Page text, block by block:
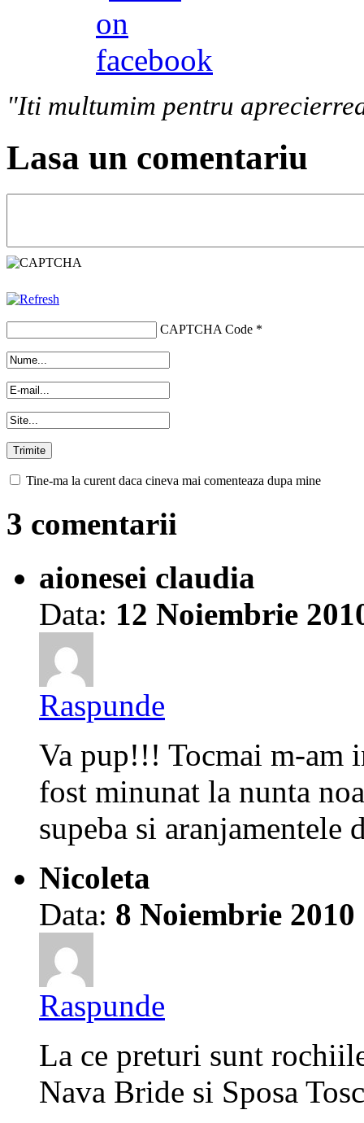
"Iti multumim pentru
Lasa un comentariu
CAPTCHA Code *
Tine-ma la curent daca cineva mai comenteaza dupa mine
3 comentarii
aionesei claudia
Data: 12 Noiembrie
Raspunde
Va pup!!! Tocmai m-am
fost minunat la nunta
supeba si aranjamentele
Nicoleta
Data: 8 Noiembrie 2010
Raspunde
La ce preturi sunt
Nava Bride si Sposa